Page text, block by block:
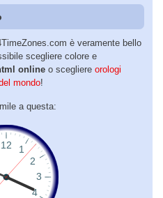
è veramente bello
scegliere colore e
online o scegliere orologi
mondo!
a questa: